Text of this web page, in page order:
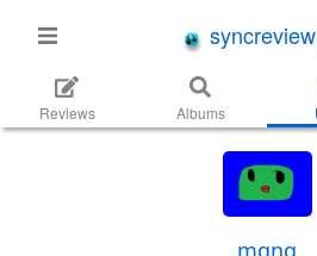
Reviews Albums
mgng